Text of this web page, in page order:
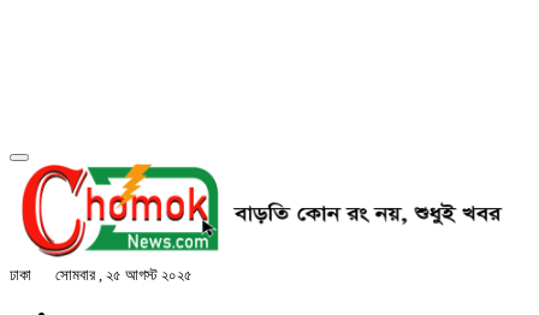
ঢাকা সোমবার , ২৫ আগস্ট ২০২৫